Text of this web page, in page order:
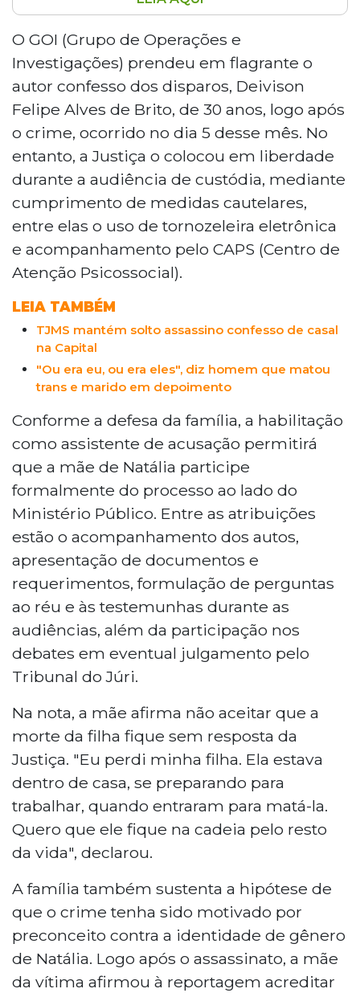
A mãe de Natália dos Anjos Molina, de 33 anos,
mulher trans morta a tiros em Campo Grande
no dia 5 de junho, decidiu se habilitar como
assistente de acusação no processo que
investiga o duplo homicídio. O autor confesso,
Deivison Felipe Alves de Brito, de 30 anos, foi
solto em audiência de custódia com uso de
tornozeleira eletrônica. O Ministério Público
recorreu, mas o pedido de prisão foi negado.
O GOI (Grupo de Operações e
Investigações) prendeu em flagrante o
autor confesso dos disparos, Deivison
Felipe Alves de Brito, de 30 anos, logo após
o crime, ocorrido no dia 5 desse mês. No
entanto, a Justiça o colocou em liberdade
durante a audiência de custódia, mediante
cumprimento de medidas cautelares,
entre elas o uso de tornozeleira eletrônica
e acompanhamento pelo CAPS (Centro de
Atenção Psicossocial).
LEIA TAMBÉM
TJMS mantém solto assassino confesso de casal
na Capital
"Ou era eu, ou era eles", diz homem que matou
trans e marido em depoimento
Conforme a defesa da família, a habilitação
como assistente de acusação permitirá
que a mãe de Natália participe
formalmente do processo ao lado do
Ministério Público. Entre as atribuições
estão o acompanhamento dos autos,
apresentação de documentos e
requerimentos, formulação de perguntas
ao réu e às testemunhas durante as
audiências, além da participação nos
debates em eventual julgamento pelo
Tribunal do Júri.
Na nota, a mãe afirma não aceitar que a
morte da filha fique sem resposta da
Justiça. "Eu perdi minha filha. Ela estava
dentro de casa, se preparando para
trabalhar, quando entraram para matá-la.
Quero que ele fique na cadeia pelo resto
da vida", declarou.
A família também sustenta a hipótese de
que o crime tenha sido motivado por
preconceito contra a identidade de gênero
de Natália. Logo após o assassinato, a mãe
da vítima afirmou à reportagem acreditar